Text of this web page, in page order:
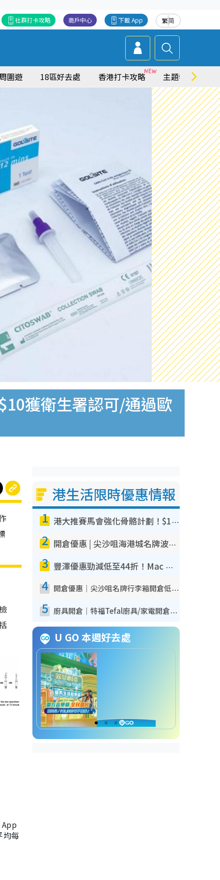
繁简
下載 App
商戶中心
社群打卡攻略
圍遊 18區好去處 香港打卡攻略 主題特集
獲衛生署認可/通過歐
均每
港生活限時優惠情報
1 港大推賽馬會強化骨骼計劃！$100骨質密度X光檢查 完成免費運動訓練送超市禮券！附參加資格
2 開倉優惠 | 尖沙咀海港城名牌波鞋開倉低至1折！On鞋$899起／Joy&Peace鞋履$98起
3 豐澤優惠勁減低至44折！Mac mini/iPhone17Pro大減價！廚房家電$220起
4 開倉優惠｜尖沙咀名牌行李箱開倉低至4折！一連5日 American Tourister/ace./Hallmark $200起！
5 廚具開倉｜特福Tefal廚具/家電開倉低至3折！$220起買平底鍋/炒鑊/湯煲！電飯煲/吸塵機/燙斗$418起
U GO 本週好去處